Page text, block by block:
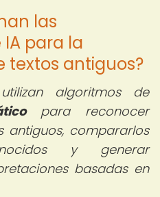
las
para la
textos antiguos?
algoritmos de
para reconocer
antiguos, compararlos
y generar
basadas en